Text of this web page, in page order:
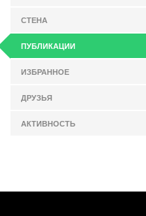
СТЕНА
ПУБЛИКАЦИИ
ИЗБРАННОЕ
ДРУЗЬЯ
АКТИВНОСТЬ